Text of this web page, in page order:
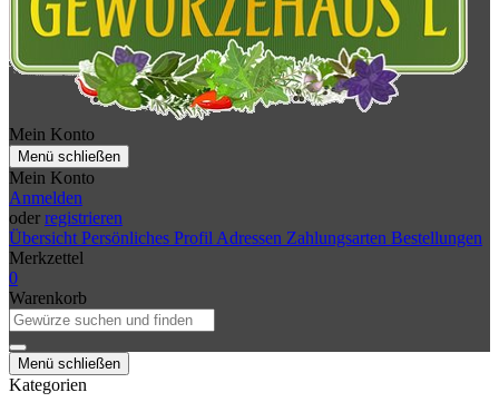
Mein Konto
Menü schließen
Mein Konto
Anmelden
oder registrieren
Übersicht Persönliches Profil Adressen Zahlungsarten Bestellungen
Merkzettel
0
Warenkorb
Menü schließen
Kategorien